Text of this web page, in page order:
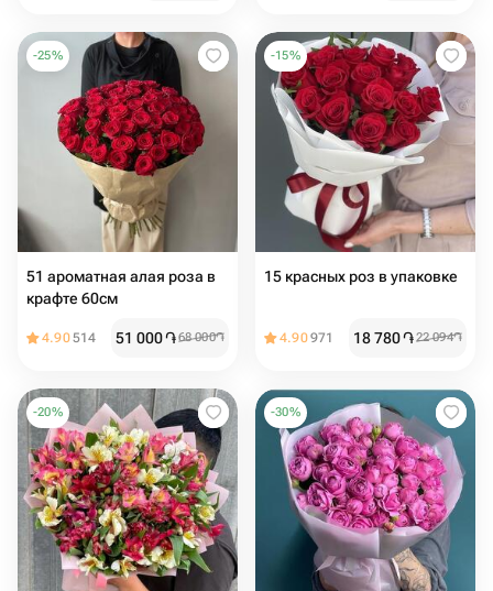
-25%
51 ароматная алая роза в
крафте 60см
4.90514 51 000֏68 000֏
-15%
15 красных роз в упаковке
4.90971 18 780֏22 094֏
-20% -30%